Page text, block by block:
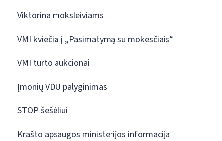
Viktorina moksleiviams
VMI kviečia į „Pasimatymą su mokesčiais“
VMI turto aukcionai
Įmonių VDU palyginimas
STOP šešėliui
Krašto apsaugos ministerijos informacija